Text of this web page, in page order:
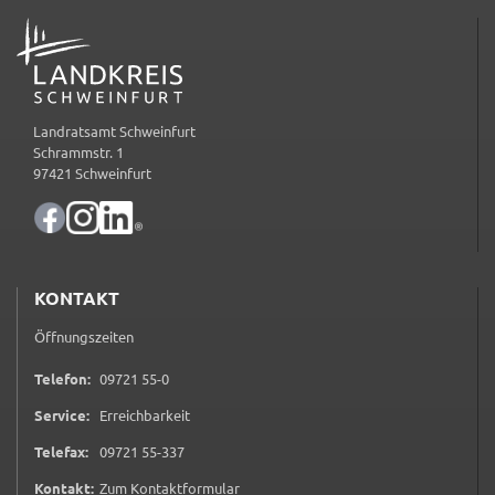
ADRESSE
Landratsamt Schweinfurt
Schrammstr. 1
97421 Schweinfurt
KONTAKT
Öffnungszeiten
Telefon: 09721 55-00 9 7 2 1 5 5 0
Service: Erreichbarkeit
Telefax: 09721 55-3370 9 7 2 1 5 5 3 3 7
Kontakt: Zum Kontaktformular(öffnet in neuem Tab)
Zweck:
Anzeige Google Kartendienst
BayernAtlas
Name:
bayern_atlas
Vermessung
Zweck:
WEBANALYSE
Unser Webanalyse-Tool Matomo